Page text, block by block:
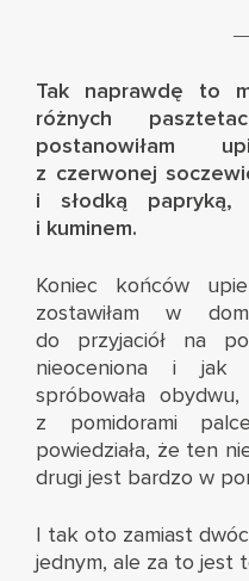
Tak naprawdę to
różnych
postanowiłam
z czerwonej
i słodką
i kuminem.
Koniec końców
zostawiłam w
do przyjaciół na
nieoceniona i jak
spróbowała
z pomidorami
powiedziała, że ten
drugi jest bardzo w
I tak oto zamiast
jednym, ale za to jest